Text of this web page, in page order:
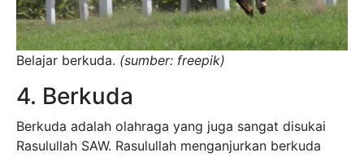
Belajar berkuda. (sumber: freepik)
4. Berkuda
Berkuda adalah olahraga yang juga sangat disukai
Rasulullah SAW. Rasulullah menganjurkan berkuda